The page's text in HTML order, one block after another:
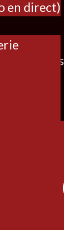
en direct)